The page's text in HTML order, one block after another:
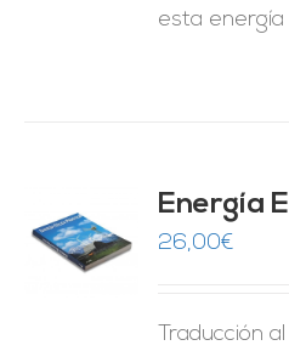
esta energía
Energía
26,00€
Traducción